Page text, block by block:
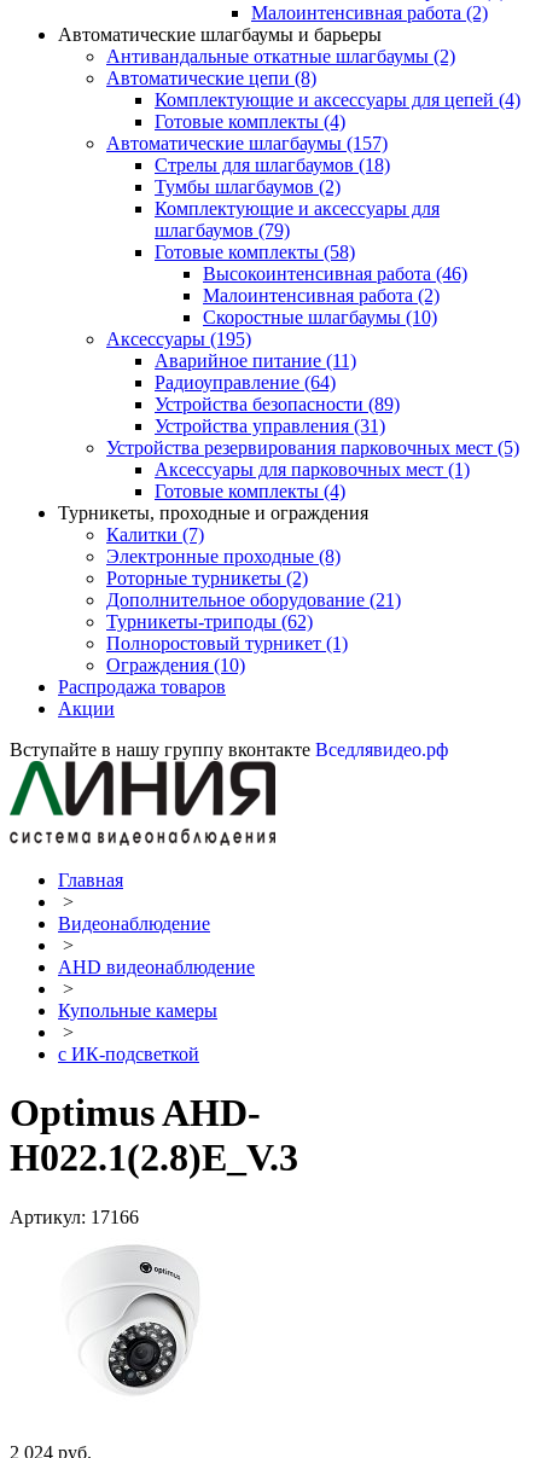
Малоинтенсивная работа (2)
Автоматические шлагбаумы и барьеры
Антивандальные откатные шлагбаумы (2)
Автоматические цепи (8)
Комплектующие и аксессуары для цепей (4)
Готовые комплекты (4)
Автоматические шлагбаумы (157)
Стрелы для шлагбаумов (18)
Тумбы шлагбаумов (2)
Комплектующие и аксессуары для
шлагбаумов (79)
Готовые комплекты (58)
Высокоинтенсивная работа (46)
Малоинтенсивная работа (2)
Скоростные шлагбаумы (10)
Аксессуары (195)
Аварийное питание (11)
Радиоуправление (64)
Устройства безопасности (89)
Устройства управления (31)
Устройства резервирования парковочных мест (5)
Аксессуары для парковочных мест (1)
Готовые комплекты (4)
Турникеты, проходные и ограждения
Калитки (7)
Электронные проходные (8)
Роторные турникеты (2)
Дополнительное оборудование (21)
Турникеты-триподы (62)
Полноростовый турникет (1)
Ограждения (10)
Распродажа товаров
Акции
Вступайте в нашу группу вконтакте Вседлявидео.рф
Главная
>
Видеонаблюдение
>
AHD видеонаблюдение
>
Купольные камеры
>
с ИК-подсветкой
Optimus AHD-
H022.1(2.8)E_V.3
Артикул: 17166
2 024 руб.